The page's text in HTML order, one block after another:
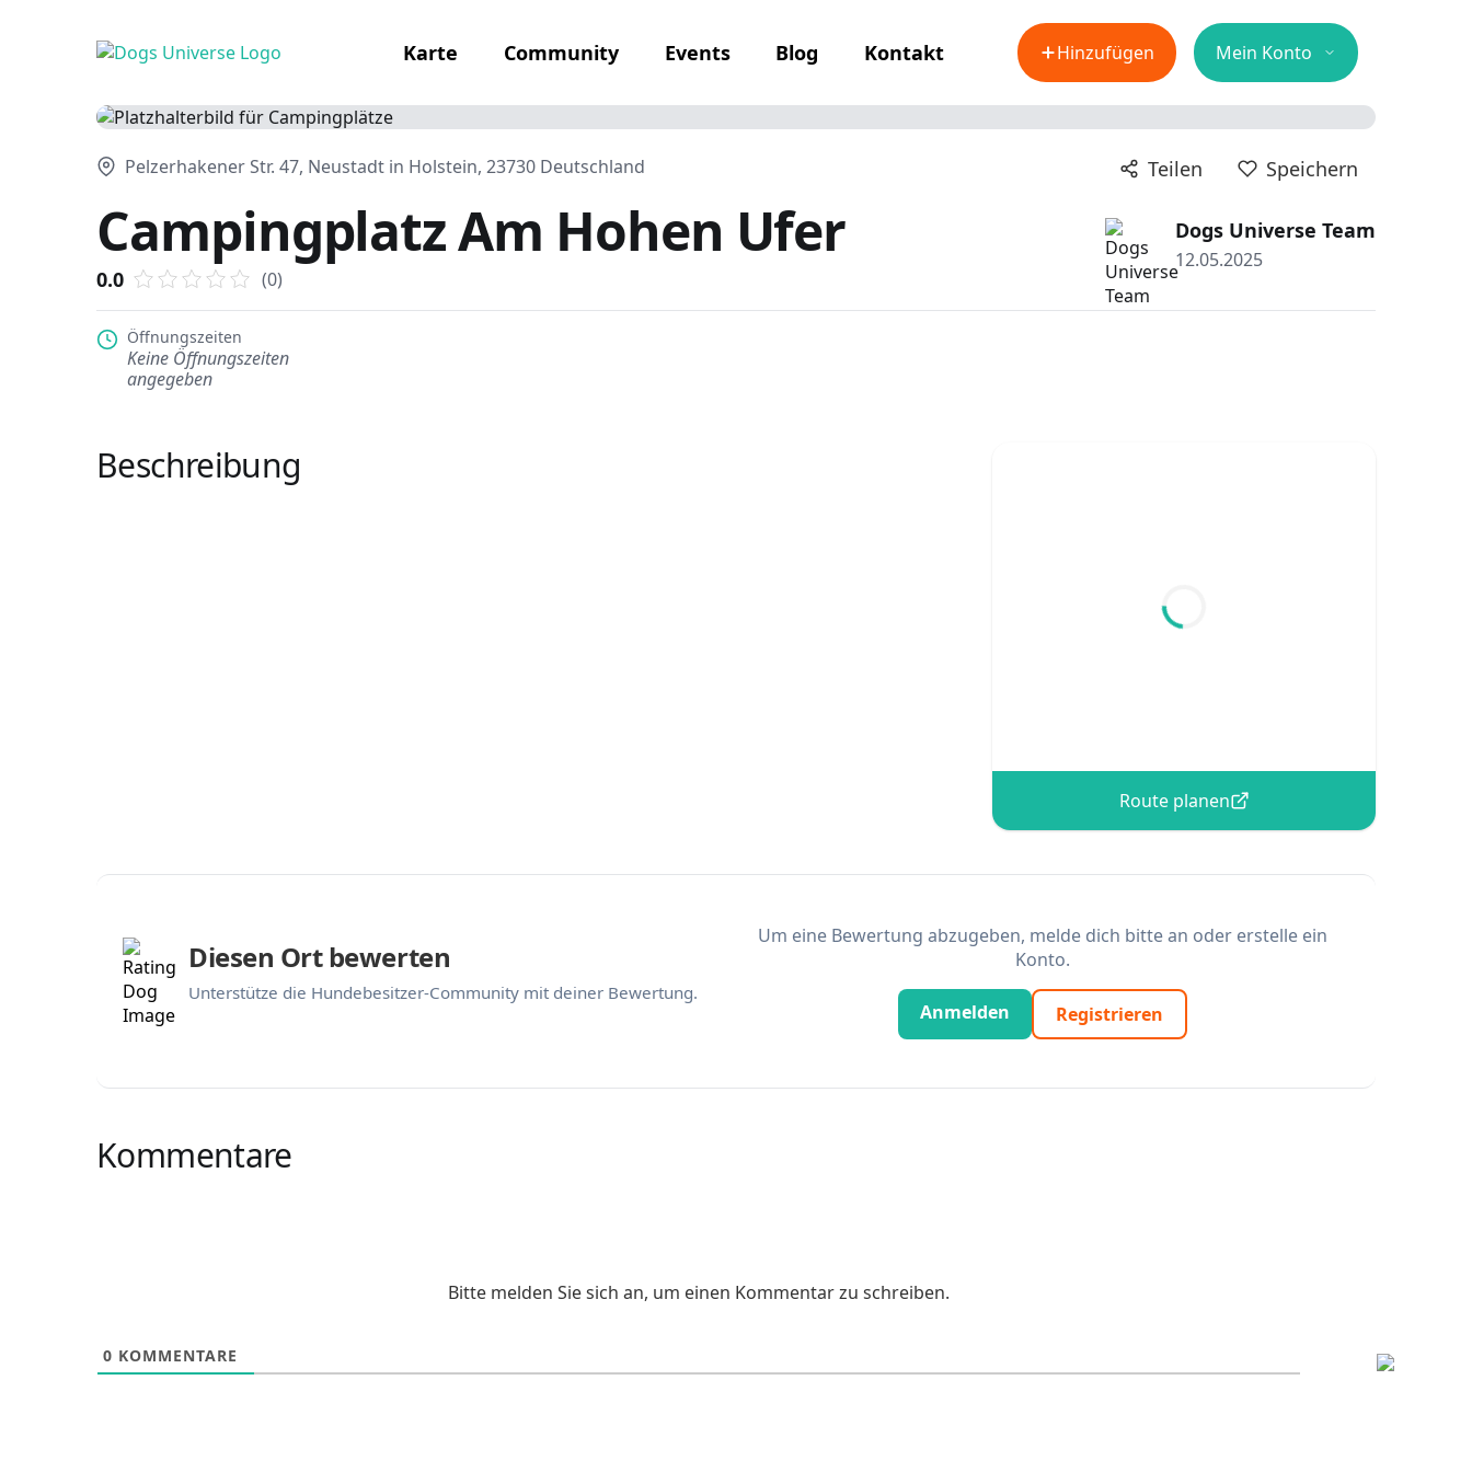
Karte Community Events Blog Kontakt Hinzufügen Mein Konto
Pelzerhakener Str. 47, Neustadt in Holstein, 23730 Deutschland Teilen Speichern
Campingplatz Am Hohen Ufer
0.0 (0)
Dogs Universe Team
12.05.2025
Öffnungszeiten
Keine Öffnungszeiten
angegeben
Beschreibung
Route planen
Diesen Ort bewerten
Unterstütze die Hundebesitzer-Community mit deiner Bewertung.
Um eine Bewertung abzugeben, melde dich bitte an oder erstelle ein
Konto.
Anmelden Registrieren
Kommentare
Bitte melden Sie sich an, um einen Kommentar zu schreiben.
0 KOMMENTARE